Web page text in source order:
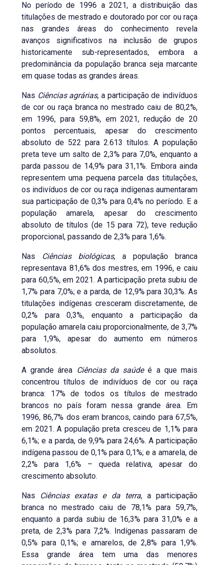
No período de 1996 a 2021, a distribuição das
titulações de mestrado e doutorado por cor ou raça
nas grandes áreas do conhecimento revela
avanços significativos na inclusão de grupos
historicamente sub-representados, embora a
predominância da população branca seja marcante
em quase todas as grandes áreas.
Nas Ciências agrárias, a participação de indivíduos
de cor ou raça branca no mestrado caiu de 80,2%,
em 1996, para 59,8%, em 2021, redução de 20
pontos percentuais, apesar do crescimento
absoluto de 522 para 2.613 títulos. A população
preta teve um salto de 2,3% para 7,0%, enquanto a
parda passou de 14,9% para 31,1%. Embora ainda
representem uma pequena parcela das titulações,
os indivíduos de cor ou raça indígenas aumentaram
sua participação de 0,3% para 0,4% no período. E a
população amarela, apesar do crescimento
absoluto de títulos (de 15 para 72), teve redução
proporcional, passando de 2,3% para 1,6%.
Nas Ciências biológicas, a população branca
representava 81,6% dos mestres, em 1996, e caiu
para 60,5%, em 2021. A participação preta subiu de
1,7% para 7,0%; e a parda, de 12,9% para 30,3%. As
titulações indígenas cresceram discretamente, de
0,2% para 0,3%, enquanto a participação da
população amarela caiu proporcionalmente, de 3,7%
para 1,9%, apesar do aumento em números
absolutos.
A grande área Ciências da saúdeé a que mais
concentrou títulos de indivíduos de cor ou raça
branca: 17% de todos os títulos de mestrado
brancos no país foram nessa grande área. Em
1996, 86,7% dos eram brancos, caindo para 67,5%,
em 2021. A população preta cresceu de 1,1% para
6,1%; e a parda, de 9,9% para 24,6%. A participação
indígena passou de 0,1% para 0,1%; e a amarela, de
2,2% para 1,6% – queda relativa, apesar do
crescimento absoluto.
Nas Ciências exatas e da terra, a participação
branca no mestrado caiu de 78,1% para 59,7%,
enquanto a parda subiu de 16,3% para 31,0% e a
preta, de 2,3% para 7,2%. Indígenas passaram de
0,5% para 0,1%; e amarelos, de 2,8% para 1,9%.
Essa grande área tem uma das menores